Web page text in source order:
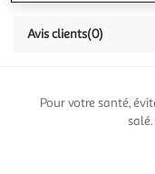
Avis clients(0)
Pour votre santé,